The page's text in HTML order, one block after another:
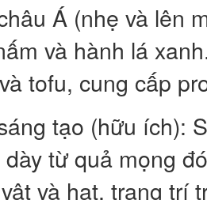
Á (nhẹ và lên
và hành lá
tofu, cung cấp
tạo (hữu ích):
từ quả mọng
và hạt, trang trí